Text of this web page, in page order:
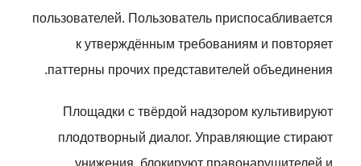
пользователей. Пользователь приспосабливается
к утверждённым требованиям и повторяет
паттерны прочих представителей объединения.
Площадки с твёрдой надзором культивируют
плодотворный диалог. Управляющие стирают
унижения, блокируют правонарушителей и